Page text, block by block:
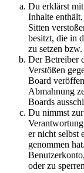
Du erklärst
Inhalte
Sitten
besitzt, die in
zu setzen
Der Betreiber
Verstößen
Board
Abmahnung
Boards
Du nimmst
er nicht selbst
genommen
oder zu